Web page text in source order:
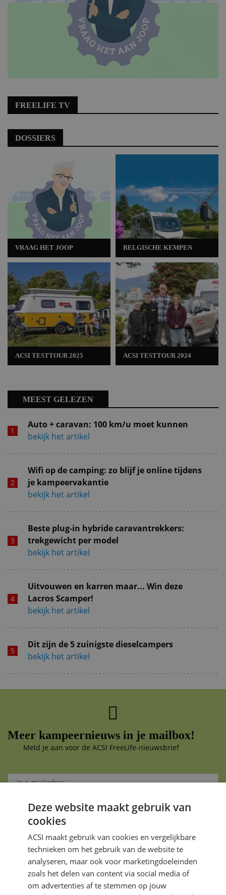
FREELIFE TV
DOSSIERS
VRAAG HET JOOP
ACSI TESTTOUR 2025
BELGISCHE KEMPEN
ACSI TESTTOUR 2024
MEEST GELEZEN
Auto + caravan: 100 km/u moet kunnen
bekijk het artikel
Wifi op de camping: zo blijf je online tijdens
je kampeervakantie
bekijk het artikel
Beste plug-in hybride caravantrekkers:
trekgewicht per model
bekijk het artikel
Uitvouwen en karren maar... Win deze
Lacros Scamper!
bekijk het artikel
Dit zijn de 5 zuinigste dieselcampers
bekijk het artikel
Meer kampeernieuws in je mailbox!
Meld je aan voor de ACSI FreeLife-nieuwsbrief
Aanmelden
Je gegevens zijn veilig en worden niet gedeeld met anderen
Deze website maakt gebruik van
cookies
ACSI maakt gebruik van cookies en vergelijkbare
technieken om het gebruik van de website te
analyseren, maar ook voor marketingdoeleinden
zoals het delen van content via social media of
om advertenties af te stemmen op jouw